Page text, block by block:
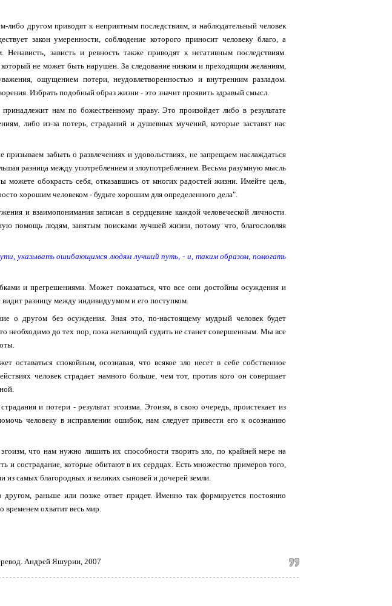
либо другом приводят к неприятным последствиям, и наблюдательный человек
закон умеренности, соблюдение которого приносит человеку благо, а
зависть и ревность также приводят к негативным последствиям.
не может быть нарушен. За следование низким и преходящим желаниям,
ощущением потери, неудовлетворенностью и внутренним разладом.
Избрать подобный образ жизни - это значит проявить здравый смысл.
нам по божественному праву. Это произойдет либо в результате
либо из-за потерь, страданий и душевных мучений, которые заставят нас
забыть о развлечениях и удовольствиях, не запрещаем наслаждаться
разница между употреблением и злоупотреблением. Весьма разумную мысль
можете обокрасть себя, отказавшись от многих радостей жизни. Имейте цель,
хорошим человеком - будьте хорошим для определенного дела".
и взаимопонимания записан в сердцевине каждой человеческой личности.
помощь людям, занятым поисками лучшей жизни, потому что, благословляя
указывать ошибающимся людям лучший путь, - и, таким образом, помогать
и прегрешениями. Может показаться, что все они достойны осуждения и
разницу между индивидуумом и его поступком.
о другом без осуждения. Зная это, по-настоящему мудрый человек будет
необходимо до тех пор, пока желающий судить не станет совершенным. Мы все
оставаться спокойным, осознавая, что всякое зло несет в себе собственное
человек страдает намного больше, чем тот, против кого он совершает
и потери - результат эгоизма. Эгоизм, в свою очередь, проистекает из
человеку в исправлении ошибок, нам следует привести его к осознанию
что нам нужно лишить их способности творить зло, по крайней мере на
и сострадание, которые обитают в их сердцах. Есть множество примеров того,
из самых благородных и великих сыновей и дочерей земли.
раньше или позже ответ придет. Именно так формируется постоянно
охватит весь мир.
Андрей Яшурин, 2007